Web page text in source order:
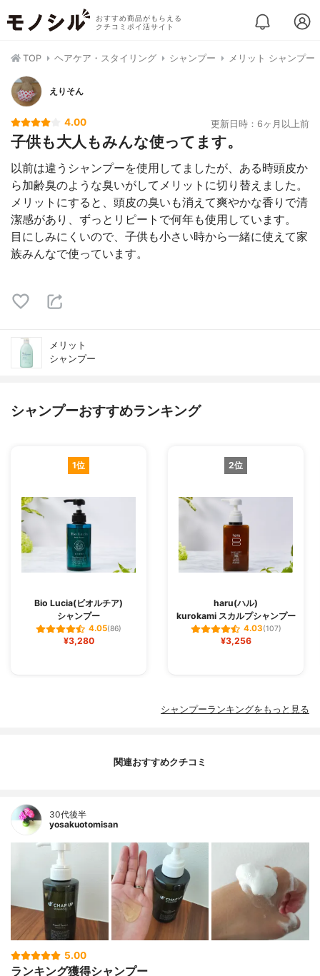
おすすめ商品がもらえる
クチコミポイ活サイト
TOP ヘアケア・スタイリング シャンプー メリット シャンプー
えりそん
4.00 更新日時：6ヶ月以上前
子供も大人もみんな使ってます。
以前は違うシャンプーを使用してましたが、ある時頭皮か
ら加齢臭のような臭いがしてメリットに切り替えました。
メリットにすると、頭皮の臭いも消えて爽やかな香りで清
潔感があり、ずっとリピートで何年も使用しています。
目にしみにくいので、子供も小さい時から一緒に使えて家
族みんなで使っています。
メリット
シャンプー
シャンプーおすすめランキング
1位
Bio Lucia(ビオルチア)
シャンプー
4.05(86)
¥3,280
2位
haru(ハル)
kurokami スカルプシャンプー
4.03(107)
¥3,256
シャンプーランキングをもっと見る
関連おすすめクチコミ
30代後半
yosakuotomisan
5.00
ランキング獲得シャンプー